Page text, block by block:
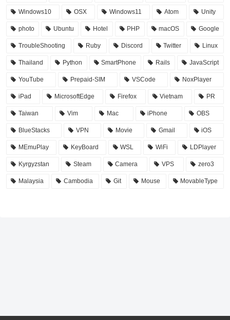
Windows10 OSX Windows11 Atom Unity
photo Ubuntu Hotel PHP macOS Google
TroubleShooting Ruby Discord Twitter Linux
Thailand Python SmartPhone Rails JavaScript
YouTube Prepaid-SIM VSCode NoxPlayer
iPad MicrosoftEdge Firefox Vietnam PR
Taiwan Vim Mac iPhone OBS
BlueStacks VPN Movie Gmail iOS
MEmuPlay KeyBoard WSL WiFi LDPlayer
Kyrgyzstan Steam Camera VPS zero3
Malaysia Cambodia Git Mouse MovableType